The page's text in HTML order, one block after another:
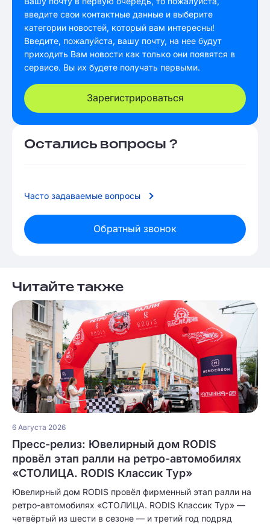
введите свои контактные данные и выберите
категории новостей, который вам интересны!
Введите, пожалуйста, вашу почту, на нее будут
приходить Вам новости как только они появятся в
сервисе. Вы их будете получать первыми.
Зарегистрироваться
Остались вопросы ?
Часто задаваемые вопросы
Обратный звонок
Читайте также
6 Августа 2026
Пресс-релиз: Ювелирный дом RODIS
провёл этап ралли на ретро-автомобилях
«СТОЛИЦА. RODIS Классик Тур»
Ювелирный дом RODIS провёл фирменный этап ралли на
ретро-автомобилях «СТОЛИЦА. RODIS Классик Тур» —
четвёртый из шести в сезоне — и третий год подряд